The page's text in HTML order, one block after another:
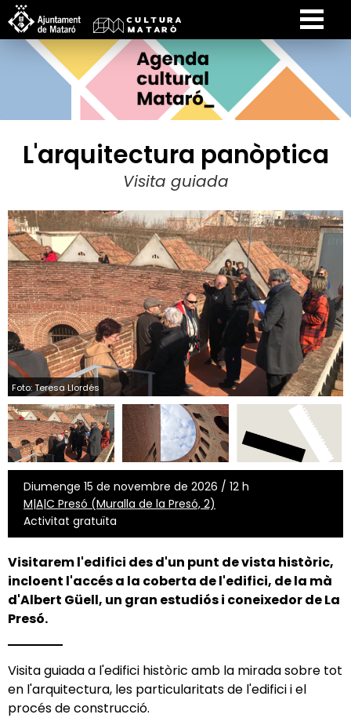
L'arquitectura panòptica
Visita guiada
Foto: Teresa Llordés
Diumenge 15 de novembre de 2026 / 12 h
M|A|C Presó (Muralla de la Presó, 2)
Activitat gratuïta
Visitarem l'edifici des d'un punt de vista històric,
incloent l'accés a la coberta de l'edifici, de la mà
d'Albert Güell, un gran estudiós i coneixedor de La
Presó.
Visita guiada a l'edifici històric amb la mirada sobre tot
en l'arquitectura, les particularitats de l'edifici i el
procés de construcció.